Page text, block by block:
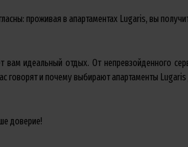
проживая в апартаментах Lugaris, вы
вам идеальный отдых. От непревзойденного
говорят и почему выбирают апартаменты
доверие!